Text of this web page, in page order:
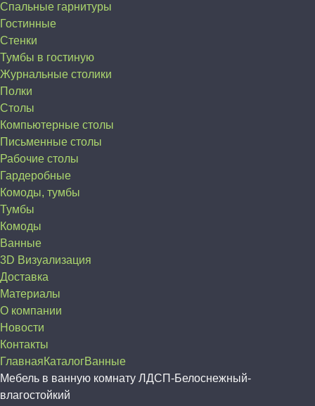
Спальные гарнитуры
Гостинные
Стенки
Тумбы в гостиную
Журнальные столики
Полки
Столы
Компьютерные столы
Письменные столы
Рабочие столы
Гардеробные
Комоды, тумбы
Тумбы
Комоды
Ванные
3D Визуализация
Доставка
Материалы
О компании
Новости
Контакты
ГлавнаяКаталогВанные
Мебель в ванную комнату ЛДСП-Белоснежный-
влагостойкий